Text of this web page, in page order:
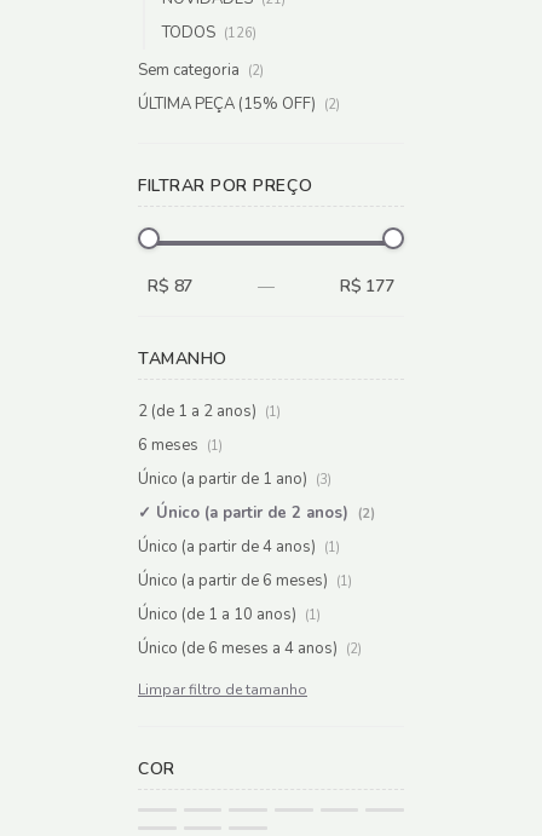
TODOS (126)
Sem categoria (2)
ÚLTIMA PEÇA (15% OFF) (2)
FILTRAR POR PREÇO
R$ 87 — R$ 177
TAMANHO
2 (de 1 a 2 anos) (1)
6 meses (1)
Único (a partir de 1 ano) (3)
Único (a partir de 2 anos) (2)
Único (a partir de 4 anos) (1)
Único (a partir de 6 meses) (1)
Único (de 1 a 10 anos) (1)
Único (de 6 meses a 4 anos) (2)
Limpar filtro de tamanho
COR